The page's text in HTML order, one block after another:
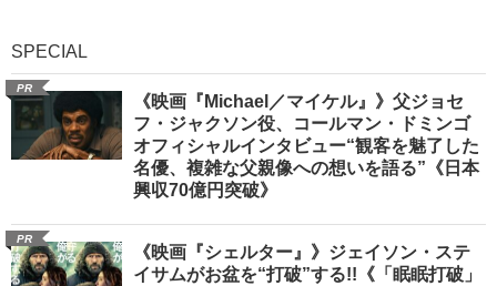
SPECIAL
PR
《映画『Michael／マイケル』》父ジョセ
フ・ジャクソン役、コールマン・ドミンゴ
オフィシャルインタビュー“観客を魅了した
名優、複雑な父親像への想いを語る”《日本
興収70億円突破》
PR
《映画『シェルター』》ジェイソン・ステ
イサムがお盆を“打破”する!!《「眠眠打破」